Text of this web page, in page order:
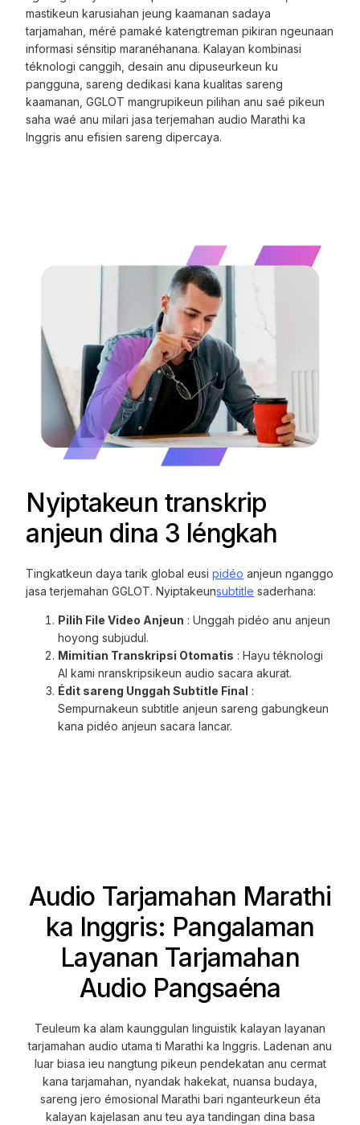
mastikeun karusiahan jeung kaamanan sadaya
tarjamahan, méré pamaké katengtreman pikiran ngeunaan
informasi sénsitip maranéhanana. Kalayan kombinasi
téknologi canggih, desain anu dipuseurkeun ku
pangguna, sareng dedikasi kana kualitas sareng
kaamanan, GGLOT mangrupikeun pilihan anu saé pikeun
saha waé anu milari jasa terjemahan audio Marathi ka
Inggris anu efisien sareng dipercaya.
Nyiptakeun transkrip
anjeun dina 3 léngkah
Tingkatkeun daya tarik global eusipidéo anjeun nganggo
jasa terjemahan GGLOT. Nyiptakeunsubtitle saderhana:
Pilih File Video Anjeun : Unggah pidéo anu anjeun
hoyong subjudul.
Mimitian Transkripsi Otomatis : Hayu téknologi
AI kami nranskripsikeun audio sacara akurat.
Édit sareng Unggah Subtitle Final :
Sempurnakeun subtitle anjeun sareng gabungkeun
kana pidéo anjeun sacara lancar.
Audio Tarjamahan Marathi
ka Inggris: Pangalaman
Layanan Tarjamahan
Audio Pangsaéna
Teuleum ka alam kaunggulan linguistik kalayan layanan
tarjamahan audio utama ti Marathi ka Inggris. Ladenan anu
luar biasa ieu nangtung pikeun pendekatan anu cermat
kana tarjamahan, nyandak hakekat, nuansa budaya,
sareng jero émosional Marathi bari nganteurkeun éta
kalayan kajelasan anu teu aya tandingan dina basa